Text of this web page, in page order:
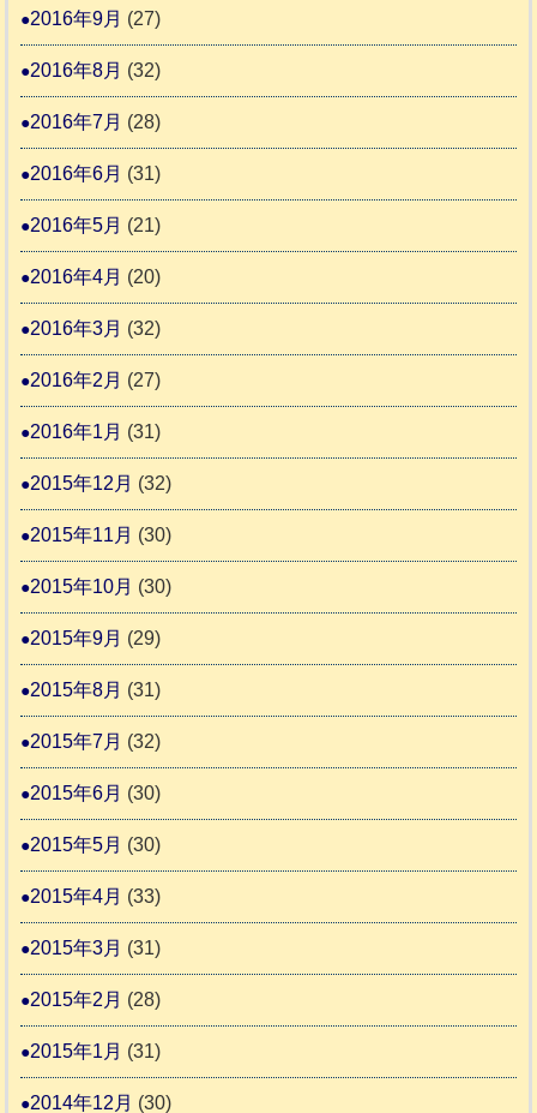
2016年9月 (27)
2016年8月 (32)
2016年7月 (28)
2016年6月 (31)
2016年5月 (21)
2016年4月 (20)
2016年3月 (32)
2016年2月 (27)
2016年1月 (31)
2015年12月 (32)
2015年11月 (30)
2015年10月 (30)
2015年9月 (29)
2015年8月 (31)
2015年7月 (32)
2015年6月 (30)
2015年5月 (30)
2015年4月 (33)
2015年3月 (31)
2015年2月 (28)
2015年1月 (31)
2014年12月 (30)